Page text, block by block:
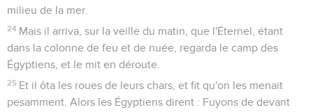
milieu de la mer.
24 Mais il arriva, sur la veille du matin, que l'Éternel, étant
dans la colonne de feu et de nuée, regarda le camp des
Égyptiens, et le mit en déroute.
25 Et il ôta les roues de leurs chars, et fit qu'on les menait
pesamment. Alors les Égyptiens dirent : Fuyons de devant